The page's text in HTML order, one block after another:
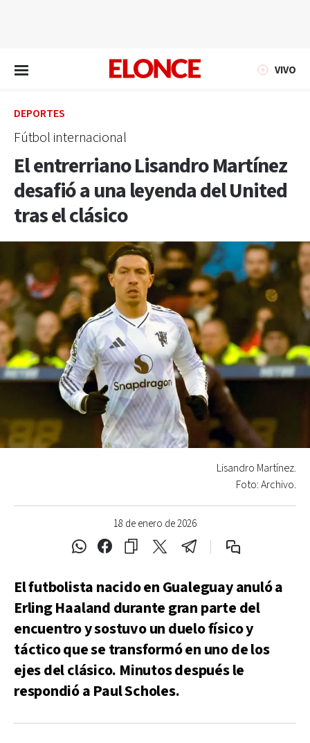
VIVO
DEPORTES
Fútbol internacional
El entrerriano Lisandro Martínez
desafió a una leyenda del United
tras el clásico
18 de enero de 2026
Lisandro Martínez.
Foto: Archivo.
El futbolista nacido en Gualeguay anuló a
Erling Haaland durante gran parte del
encuentro y sostuvo un duelo físico y
táctico que se transformó en uno de los
ejes del clásico. Minutos después le
respondió a Paul Scholes.